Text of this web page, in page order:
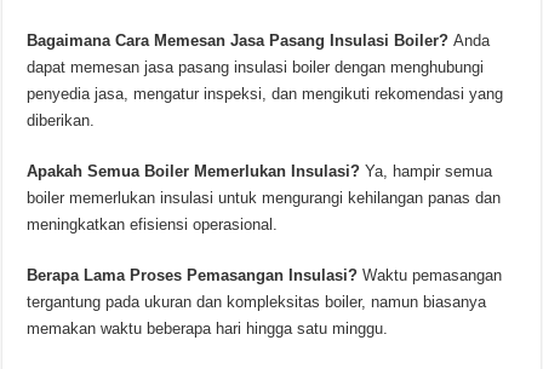
Bagaimana Cara Memesan Jasa Pasang Insulasi Boiler? Anda
dapat memesan jasa pasang insulasi boiler dengan menghubungi
penyedia jasa, mengatur inspeksi, dan mengikuti rekomendasi yang
diberikan.
Apakah Semua Boiler Memerlukan Insulasi? Ya, hampir semua
boiler memerlukan insulasi untuk mengurangi kehilangan panas dan
meningkatkan efisiensi operasional.
Berapa Lama Proses Pemasangan Insulasi? Waktu pemasangan
tergantung pada ukuran dan kompleksitas boiler, namun biasanya
memakan waktu beberapa hari hingga satu minggu.